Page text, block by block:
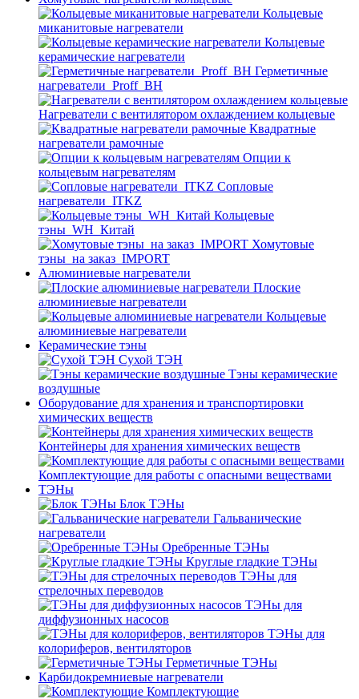
Кольцевые
миканитовые нагреватели
Кольцевые
керамические нагреватели
Герметичные
нагреватели_Proff_BH
Нагреватели с вентилятором охлаждением кольцевые
Квадратные
нагреватели рамочные
Опции к
кольцевым нагревателям
Cопловые
нагреватели_ITKZ
Кольцевые
тэны_WH_Китай
Хомутовые
тэны_на заказ_IMPORT
Алюминиевые нагреватели
Плоские
алюминиевые нагреватели
Кольцевые
алюминиевые нагреватели
Керамические тэны
Сухой ТЭН
Тэны керамические
воздушные
Оборудование для хранения и транспортировки
химических веществ
Контейнеры для хранения химических веществ
Комплектующие для работы с опасными веществами
ТЭНы
Блок ТЭНы
Гальванические
нагреватели
Оребренные ТЭНы
Круглые гладкие ТЭНы
ТЭНы для
стрелочных переводов
ТЭНы для
диффузионных насосов
ТЭНы для
колориферов, вентиляторов
Герметичные ТЭНы
Карбидокремниевые нагреватели
Комплектующие